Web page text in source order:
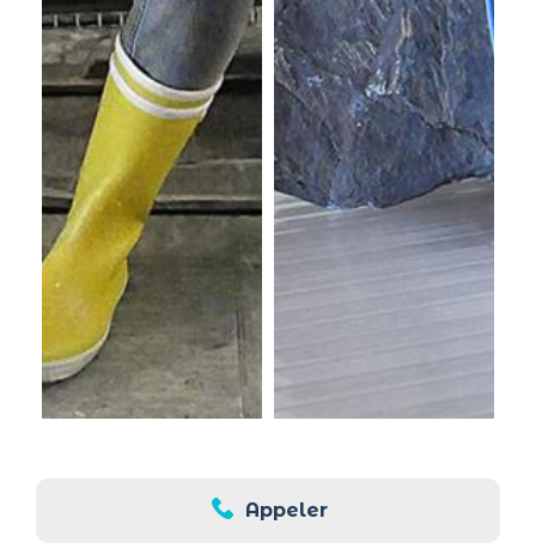
Appeler